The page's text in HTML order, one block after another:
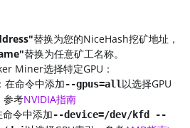
替换为您的NiceHash挖矿地址，
替换为任意矿工名称。
Miner选择特定GPU：
在命令中添加--gpus=all以选择GPU
参考NVIDIA指南
命令中添加--device=/dev/kfd --